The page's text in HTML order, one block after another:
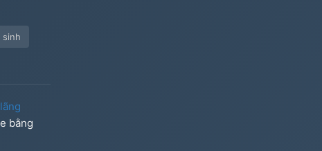
sinh
bằng